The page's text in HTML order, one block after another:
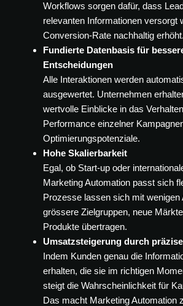
Workflows sorgen dafür, dass
relevanten Informationen versorgt
Conversion-Rate nachhaltig erhöht.
Fundierte Datenbasis für
Entscheidungen
Alle Interaktionen werden
ausgewertet. Unternehmen
wertvolle Einblicke in das
Performance einzelner
Optimierungspotenziale.
Hohe Skalierbarkeit
Egal, ob Start-up oder
Marketing Automation passt sich
Prozesse lassen sich mit wenigen
grössere Zielgruppen, neue
Produkte übertragen.
Umsatzsteigerung durch
Indem Kunden genau die
erhalten, die sie im richtigen
steigt die Wahrscheinlichkeit für
Das macht Marketing Automation